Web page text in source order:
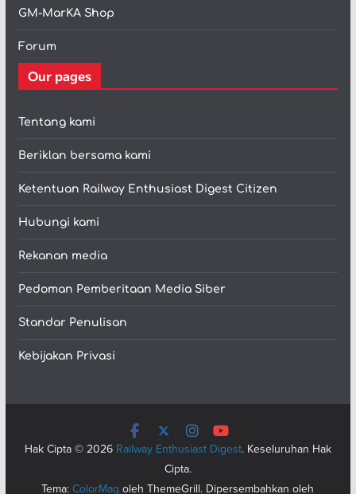
GM-MarKA Shop
Forum
Our pages
Tentang kami
Beriklan bersama kami
Ketentuan Railway Enthusiast Digest Citizen
Hubungi kami
Rekanan media
Pedoman Pemberitaan Media Siber
Standar Penulisan
Kebijakan Privasi
Hak Cipta © 2026 Railway Enthusiast Digest. Keseluruhan Hak
Cipta.
Tema:ColorMag oleh ThemeGrill. Dipersembahkan oleh